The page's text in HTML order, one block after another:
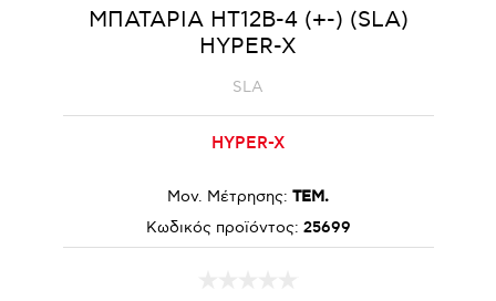
ΜΠΑΤΑΡΙΑ HT12B-4 (+-) (SLA)
HYPER-X
SLA
HYPER-X
Μον. Μέτρησης: ΤΕΜ.
Κωδικός προϊόντος: 25699